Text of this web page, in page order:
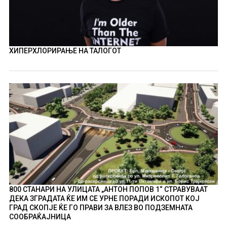
ХИПЕРХЛОРИРАЊЕ НА ТАЛОГОТ
800 СТАНАРИ НА УЛИЦАТА „АНТОН ПОПОВ 1“ СТРАВУВААТ
ДЕКА ЗГРАДАТА ЌЕ ИМ СЕ УРНЕ ПОРАДИ ИСКОПОТ КОЈ
ГРАД СКОПЈЕ ЌЕ ГО ПРАВИ ЗА ВЛЕЗ ВО ПОДЗЕМНАТА
СООБРАЌАЈНИЦА